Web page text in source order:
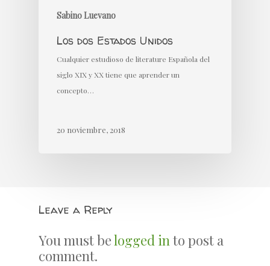
Sabino Luevano
Los dos Estados Unidos
Cualquier estudioso de literature Española del
siglo XIX y XX tiene que aprender un
concepto…
20 noviembre, 2018
Leave a Reply
You must belogged into post a
comment.